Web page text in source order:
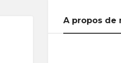
A propos de